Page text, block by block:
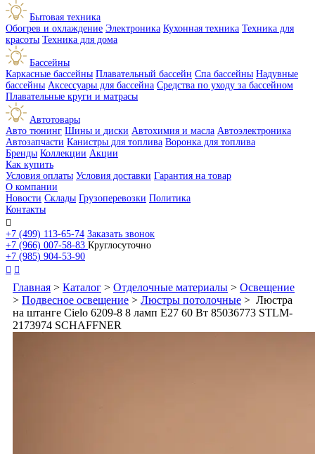
Бытовая техника
Обогрев и охлаждение Электроника Кухонная техника Техника для
красоты Техника для дома
Бассейны
Каркасные бассейны Плавательный бассейн Спа бассейны Надувные
бассейны Аксессуары для бассейна Средства по уходу за бассейном
Плавательные круги и матрасы
Автотовары
Авто тюнинг Шины и диски Автохимия и масла Автоэлектроника
Автозапчасти Канистры для топлива Воронка для топлива
Бренды Коллекции Акции
Как купить
Условия оплаты Условия доставки Гарантия на товар
О компании
Новости Склады Грузоперевозки Политика
Контакты

+7 (499) 113-65-74 Заказать звонок
+7 (966) 007-58-83 Круглосуточно
+7 (985) 904-53-90
 
Главная > Каталог > Отделочные материалы > Освещение
> Подвесное освещение > Люстры потолочные > Люстра
на штанге Cielo 6209-8 8 ламп E27 60 Вт 85036773 STLM-
2173974 SCHAFFNER